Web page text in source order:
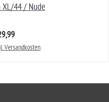
XL/44 / Nude
Versandkosten